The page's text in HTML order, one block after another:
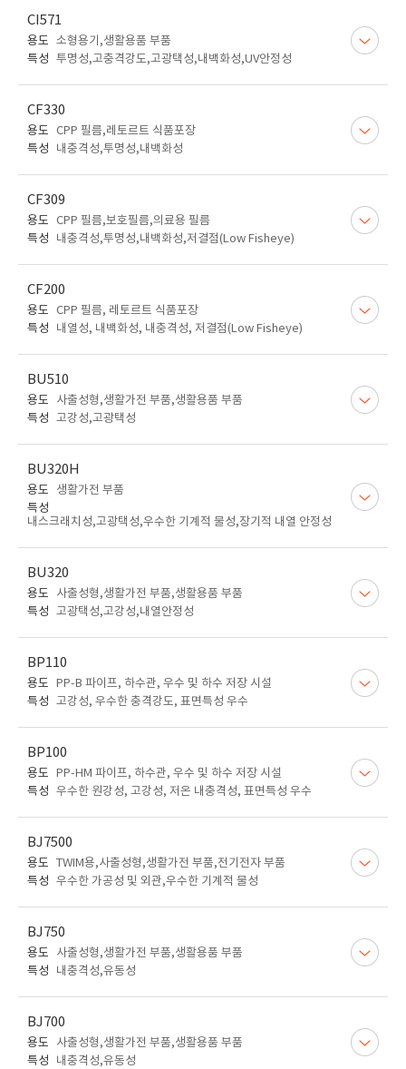
CI571
용도 소형용기,생활용품 부품
특성 투명성,고충격강도,고광택성,내백화성,UV안정성
CF330
용도 CPP 필름,레토르트 식품포장
특성
내충격성,투명성,내백화성
CF309
용도 CPP 필름,보호필름,의료용 필름
특성
내충격성,투명성,내백화성,저결점(Low Fisheye)
CF200
용도 CPP 필름, 레토르트 식품포장
특성
내열성, 내백화성, 내충격성, 저결점(Low Fisheye)
BU510
용도
사출성형,생활가전 부품,생활용품 부품
특성 고강성,고광택성
BU320H
용도
생활가전 부품
특성
내스크래치성,고광택성,우수한 기계적 물성,장기적 내열 안정성
BU320
용도
사출성형,생활가전 부품,생활용품 부품
특성 고광택성,고강성,내열안정성
BP110
용도 PP-B 파이프, 하수관, 우수 및 하수 저장 시설
특성 고강성, 우수한 충격강도, 표면특성 우수
BP100
용도 PP-HM 파이프, 하수관, 우수 및 하수 저장 시설
특성 우수한 원강성, 고강성, 저온 내충격성, 표면특성 우수
BJ7500
용도 TWIM용,사출성형,생활가전 부품,전기전자 부품
특성 우수한 가공성 및 외관,우수한 기계적 물성
BJ750
용도
사출성형,생활가전 부품,생활용품 부품
특성
내충격성,유동성
BJ700
용도
사출성형,생활가전 부품,생활용품 부품
특성
내충격성,유동성